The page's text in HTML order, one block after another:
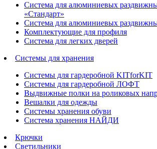
Система для алюминиевых
«Стандарт»
Система для алюминиевых
Комплектующие для профиля
Система для легких дверей
Системы для хранения
Системы для гардеробной KITforKIT
Системы для гардеробной ЛОФТ
Выдвижные полки на роликовых
Вешалки для одежды
Системы хранения обуви
Система хранения НАЙДИ
Крючки
Светильники